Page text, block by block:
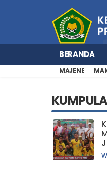
BERANDA
MAJENE